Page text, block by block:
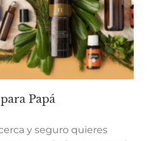
Papá
y seguro quieres